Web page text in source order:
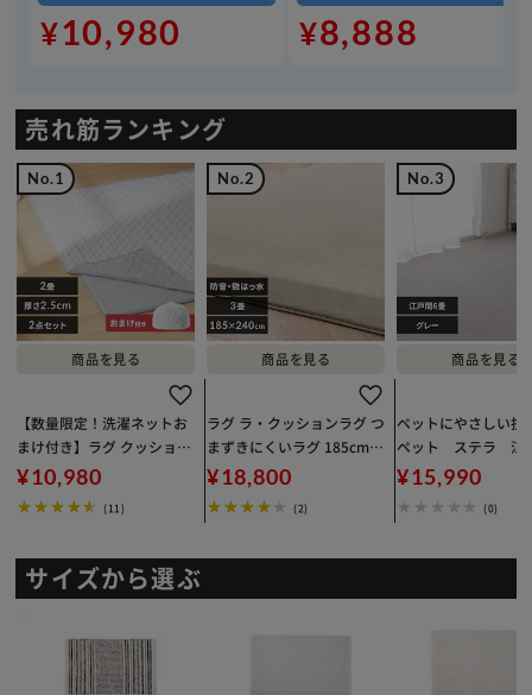
¥10,980 ¥8,888
売れ筋ランキング
【数量限定！洗濯ネットお
まけ付き】ラグ クッション
ラグ はがして洗えるラグ 春
夏秋冬使えるラグ 杢キルト
柄 185cm×185cm 2畳 厚
h グレー HAGSM25-1818
¥10,980
(11)
ラグ ラ・クッションラグ つ
まずきにくいラグ 185cm×
240cm 3畳 厚さ4.5cm ベー
ジュ ACRNS-1824
¥18,800
(2)
ペットにやさしい抗
ペット ステラ 江
畳 600094360 グレ
間指定不可】【代引
可】
¥15,990
(0)
サイズから選ぶ